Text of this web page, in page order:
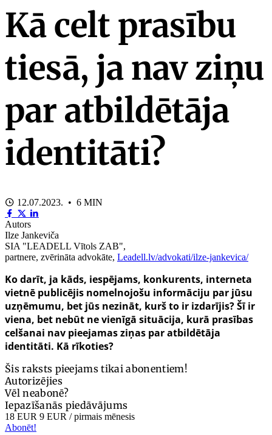
Kā celt prasību
tiesā, ja nav ziņu
par atbildētāja
identitāti?
12.07.2023. • 6 MIN
Autors
Ilze Jankeviča
SIA "LEADELL Vītols ZAB",
partnere, zvērināta advokāte, Leadell.lv/advokati/ilze-jankevica/
Ko darīt, ja kāds, iespējams, konkurents, interneta
vietnē publicējis nomelnojošu informāciju par jūsu
uzņēmumu, bet jūs nezināt, kurš to ir izdarījis? Šī ir
viena, bet nebūt ne vienīgā situācija, kurā prasības
celšanai nav pieejamas ziņas par atbildētāja
identitāti. Kā rīkoties?
Šis raksts pieejams tikai abonentiem!
Autorizējies
Vēl neabonē?
Iepazīšanās piedāvājums
18 EUR 9 EUR / pirmais mēnesis
Abonēt!